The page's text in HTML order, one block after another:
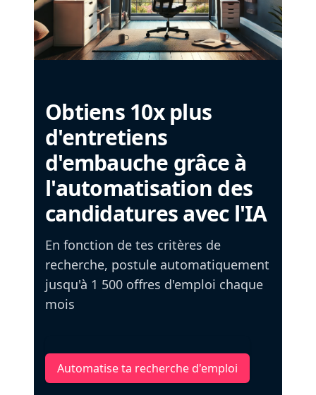
Obtiens 10x plus
d'entretiens
d'embauche grâce à
l'automatisation des
candidatures avec l'IA
En fonction de tes critères de
recherche, postule automatiquement
jusqu'à 1 500 offres d'emploi chaque
mois
Automatise ta recherche d'emploi